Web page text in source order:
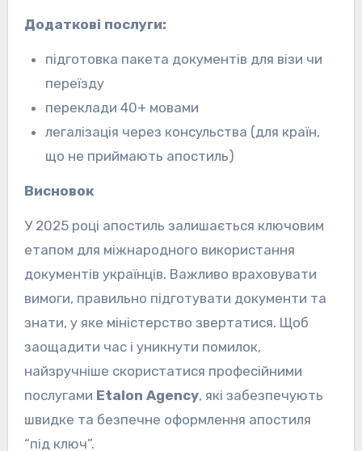
Додаткові послуги:
підготовка пакета документів для візи чи
переїзду
переклади 40+ мовами
легалізація через консульства (для країн,
що не приймають апостиль)
Висновок
У 2025 році апостиль залишається ключовим
етапом для міжнародного використання
документів українців. Важливо враховувати
вимоги, правильно підготувати документи та
знати, у яке міністерство звертатися. Щоб
заощадити час і уникнути помилок,
найзручніше скористатися професійними
послугами Etalon Agency, які забезпечують
швидке та безпечне оформлення апостиля
“під ключ”.